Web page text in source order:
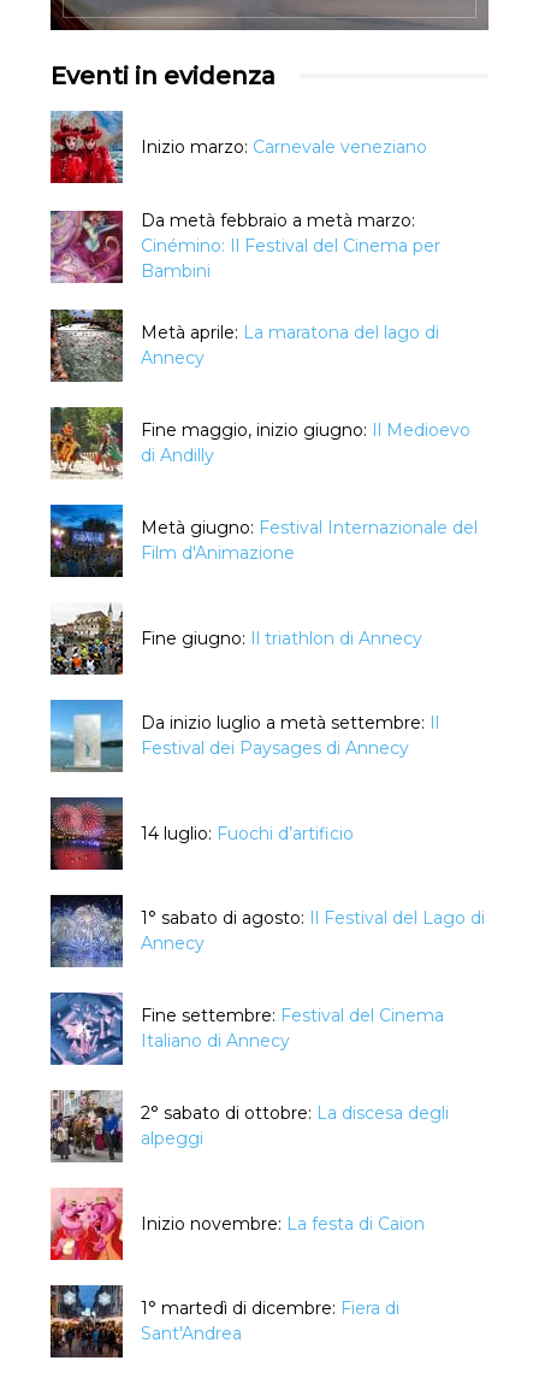
Eventi in evidenza
Inizio marzo: Carnevale veneziano
Da metà febbraio a metà marzo:
Cinémino: Il Festival del Cinema per
Bambini
Metà aprile: La maratona del lago di
Annecy
Fine maggio, inizio giugno: Il Medioevo
di Andilly
Metà giugno: Festival Internazionale del
Film d'Animazione
Fine giugno: Il triathlon di Annecy
Da inizio luglio a metà settembre: Il
Festival dei Paysages di Annecy
14 luglio: Fuochi d’artificio
1° sabato di agosto: Il Festival del Lago di
Annecy
Fine settembre: Festival del Cinema
Italiano di Annecy
2° sabato di ottobre: La discesa degli
alpeggi
Inizio novembre: La festa di Caion
1° martedì di dicembre: Fiera di
Sant'Andrea